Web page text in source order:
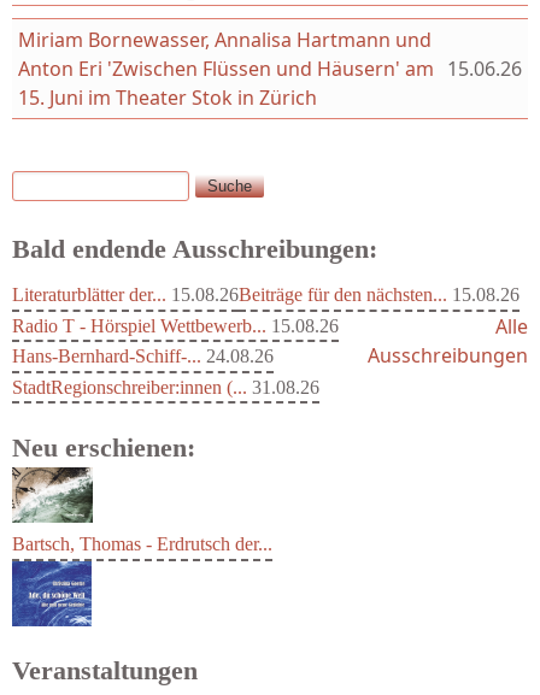
Miriam Bornewasser, Annalisa Hartmann und
Anton Eri 'Zwischen Flüssen und Häusern' am
15. Juni im Theater Stok in Zürich
15.06.26
Suchformular
Suche
Bald endende Ausschreibungen:
Literaturblätter der... 15.08.26Beiträge für den nächsten... 15.08.26
Radio T - Hörspiel Wettbewerb... 15.08.26
Hans-Bernhard-Schiff-... 24.08.26
StadtRegionschreiber:innen (... 31.08.26
Alle
Ausschreibungen
Neu erschienen:
Bartsch, Thomas - Erdrutsch der...
Veranstaltungen